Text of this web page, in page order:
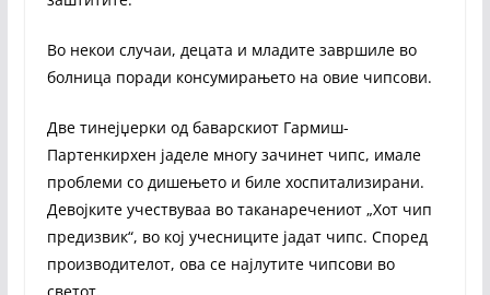
Во некои случаи, децата и младите завршиле во
болница поради консумирањето на овие чипсови.
Две тинејџерки од баварскиот Гармиш-
Партенкирхен јаделе многу зачинет чипс, имале
проблеми со дишењето и биле хоспитализирани.
Девојките учествуваа во таканаречениот „Хот чип
предизвик“, во кој учесниците јадат чипс. Според
производителот, ова се најлутите чипсови во